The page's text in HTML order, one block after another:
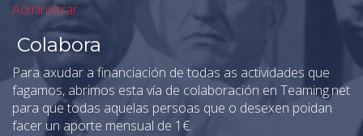
Administrar
Colabora
Para axudar a financiación de todas as actividades que
fagamos, abrimos esta vía de colaboración en Teaming.net
para que todas aquelas persoas que o desexen poidan
facer un aporte mensual de 1€.